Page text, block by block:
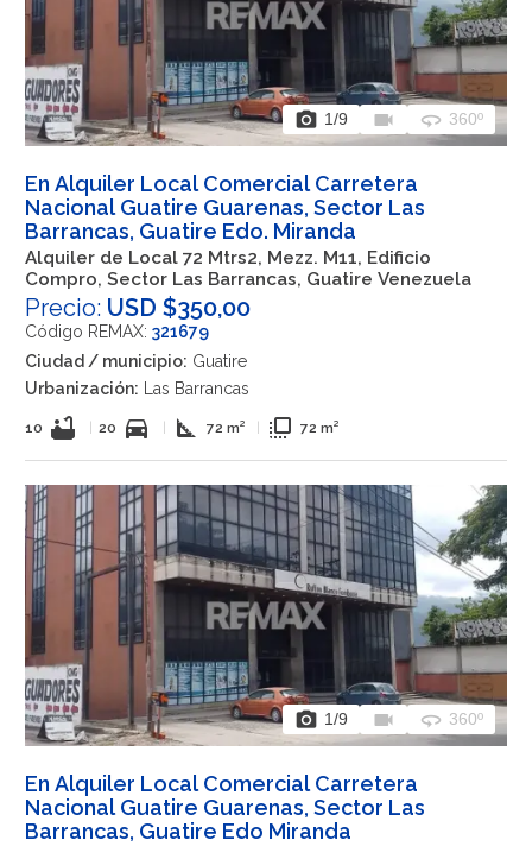
photo_camera 1/9 videocam 360 360º
En Alquiler Local Comercial Carretera
Nacional Guatire Guarenas, Sector Las
Barrancas, Guatire Edo. Miranda
Alquiler de Local 72 Mtrs2, Mezz. M11, Edificio
Compro, Sector Las Barrancas, Guatire Venezuela
Precio: USD $350,00
Código REMAX: 321679
Ciudad / municipio: Guatire
Urbanización: Las Barrancas
10 bathtub 20 directions_car square_foot 72 m² flip_to_front 72 m²
photo_camera 1/9 videocam 360 360º
En Alquiler Local Comercial Carretera
Nacional Guatire Guarenas, Sector Las
Barrancas, Guatire Edo Miranda